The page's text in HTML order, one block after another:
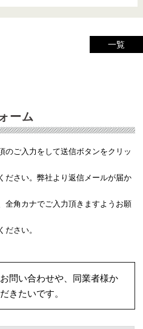
一覧
ーム
のご入力をして送信ボタンをクリッ
ださい。弊社より返信メールが届か
全角カナでご入力頂きますようお願
ださい。
問い合わせや、同業者様か
きたいです。